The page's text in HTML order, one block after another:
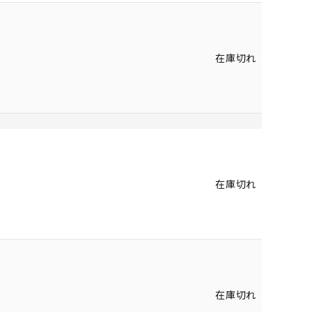
在庫切れ
在庫切れ
在庫切れ